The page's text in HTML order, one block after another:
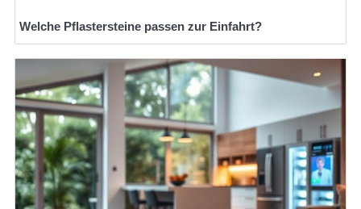
Welche Pflastersteine passen zur Einfahrt?